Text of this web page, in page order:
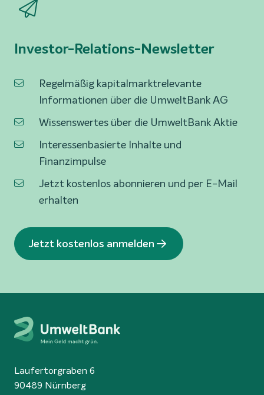
Investor-Relations-Newsletter
Regelmäßig kapitalmarktrelevante
Informationen über die UmweltBank AG
Wissenswertes über die UmweltBank Aktie
Interessenbasierte Inhalte und
Finanzimpulse
Jetzt kostenlos abonnieren und per E-Mail
erhalten
Jetzt kostenlos anmelden
Laufertorgraben 6
90489 Nürnberg